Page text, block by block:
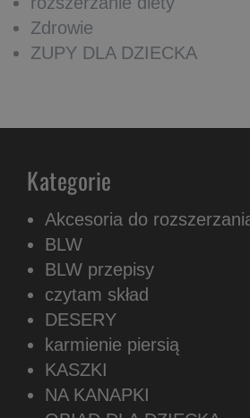
Zdrowie
ZUPY DLA DZIECKA
Kategorie
Akcesoria do
BLW
BLW przepisy
czytam skład
DESERY
karmienie piersią
KASZKI
NA KANAPKI